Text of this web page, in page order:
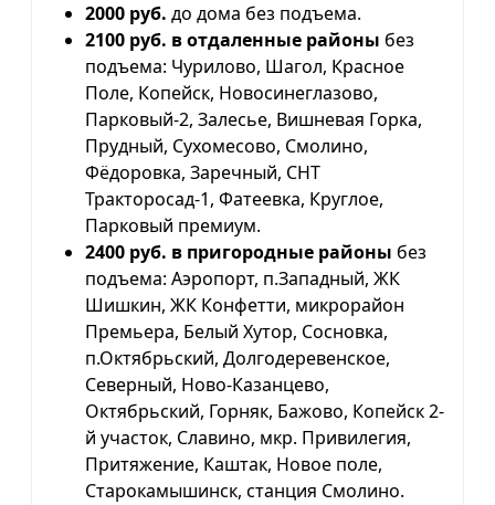
2000 руб. до дома без подъема.
2100 руб. в отдаленные районы без
подъема: Чурилово, Шагол, Красное
Поле, Копейск, Новосинеглазово,
Парковый-2, Залесье, Вишневая Горка,
Прудный, Сухомесово, Смолино,
Фёдоровка, Заречный, СНТ
Тракторосад-1, Фатеевка, Круглое,
Парковый премиум.
2400 руб. в пригородные районы без
подъема: Аэропорт, п.Западный, ЖК
Шишкин, ЖК Конфетти, микрорайон
Премьера, Белый Хутор, Сосновка,
п.Октябрьский, Долгодеревенское,
Северный, Ново-Казанцево,
Октябрьский, Горняк, Бажово, Копейск 2-
й участок, Славино, мкр. Привилегия,
Притяжение, Каштак, Новое поле,
Старокамышинск, станция Смолино.